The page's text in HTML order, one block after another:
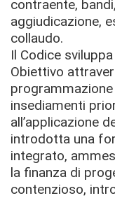
contraente,
aggiudicazione,
collaudo.
Il Codice
Obiettivo
insediamenti
all’applicazione
introdotta una
integrato,
la finanza di
contenzioso,